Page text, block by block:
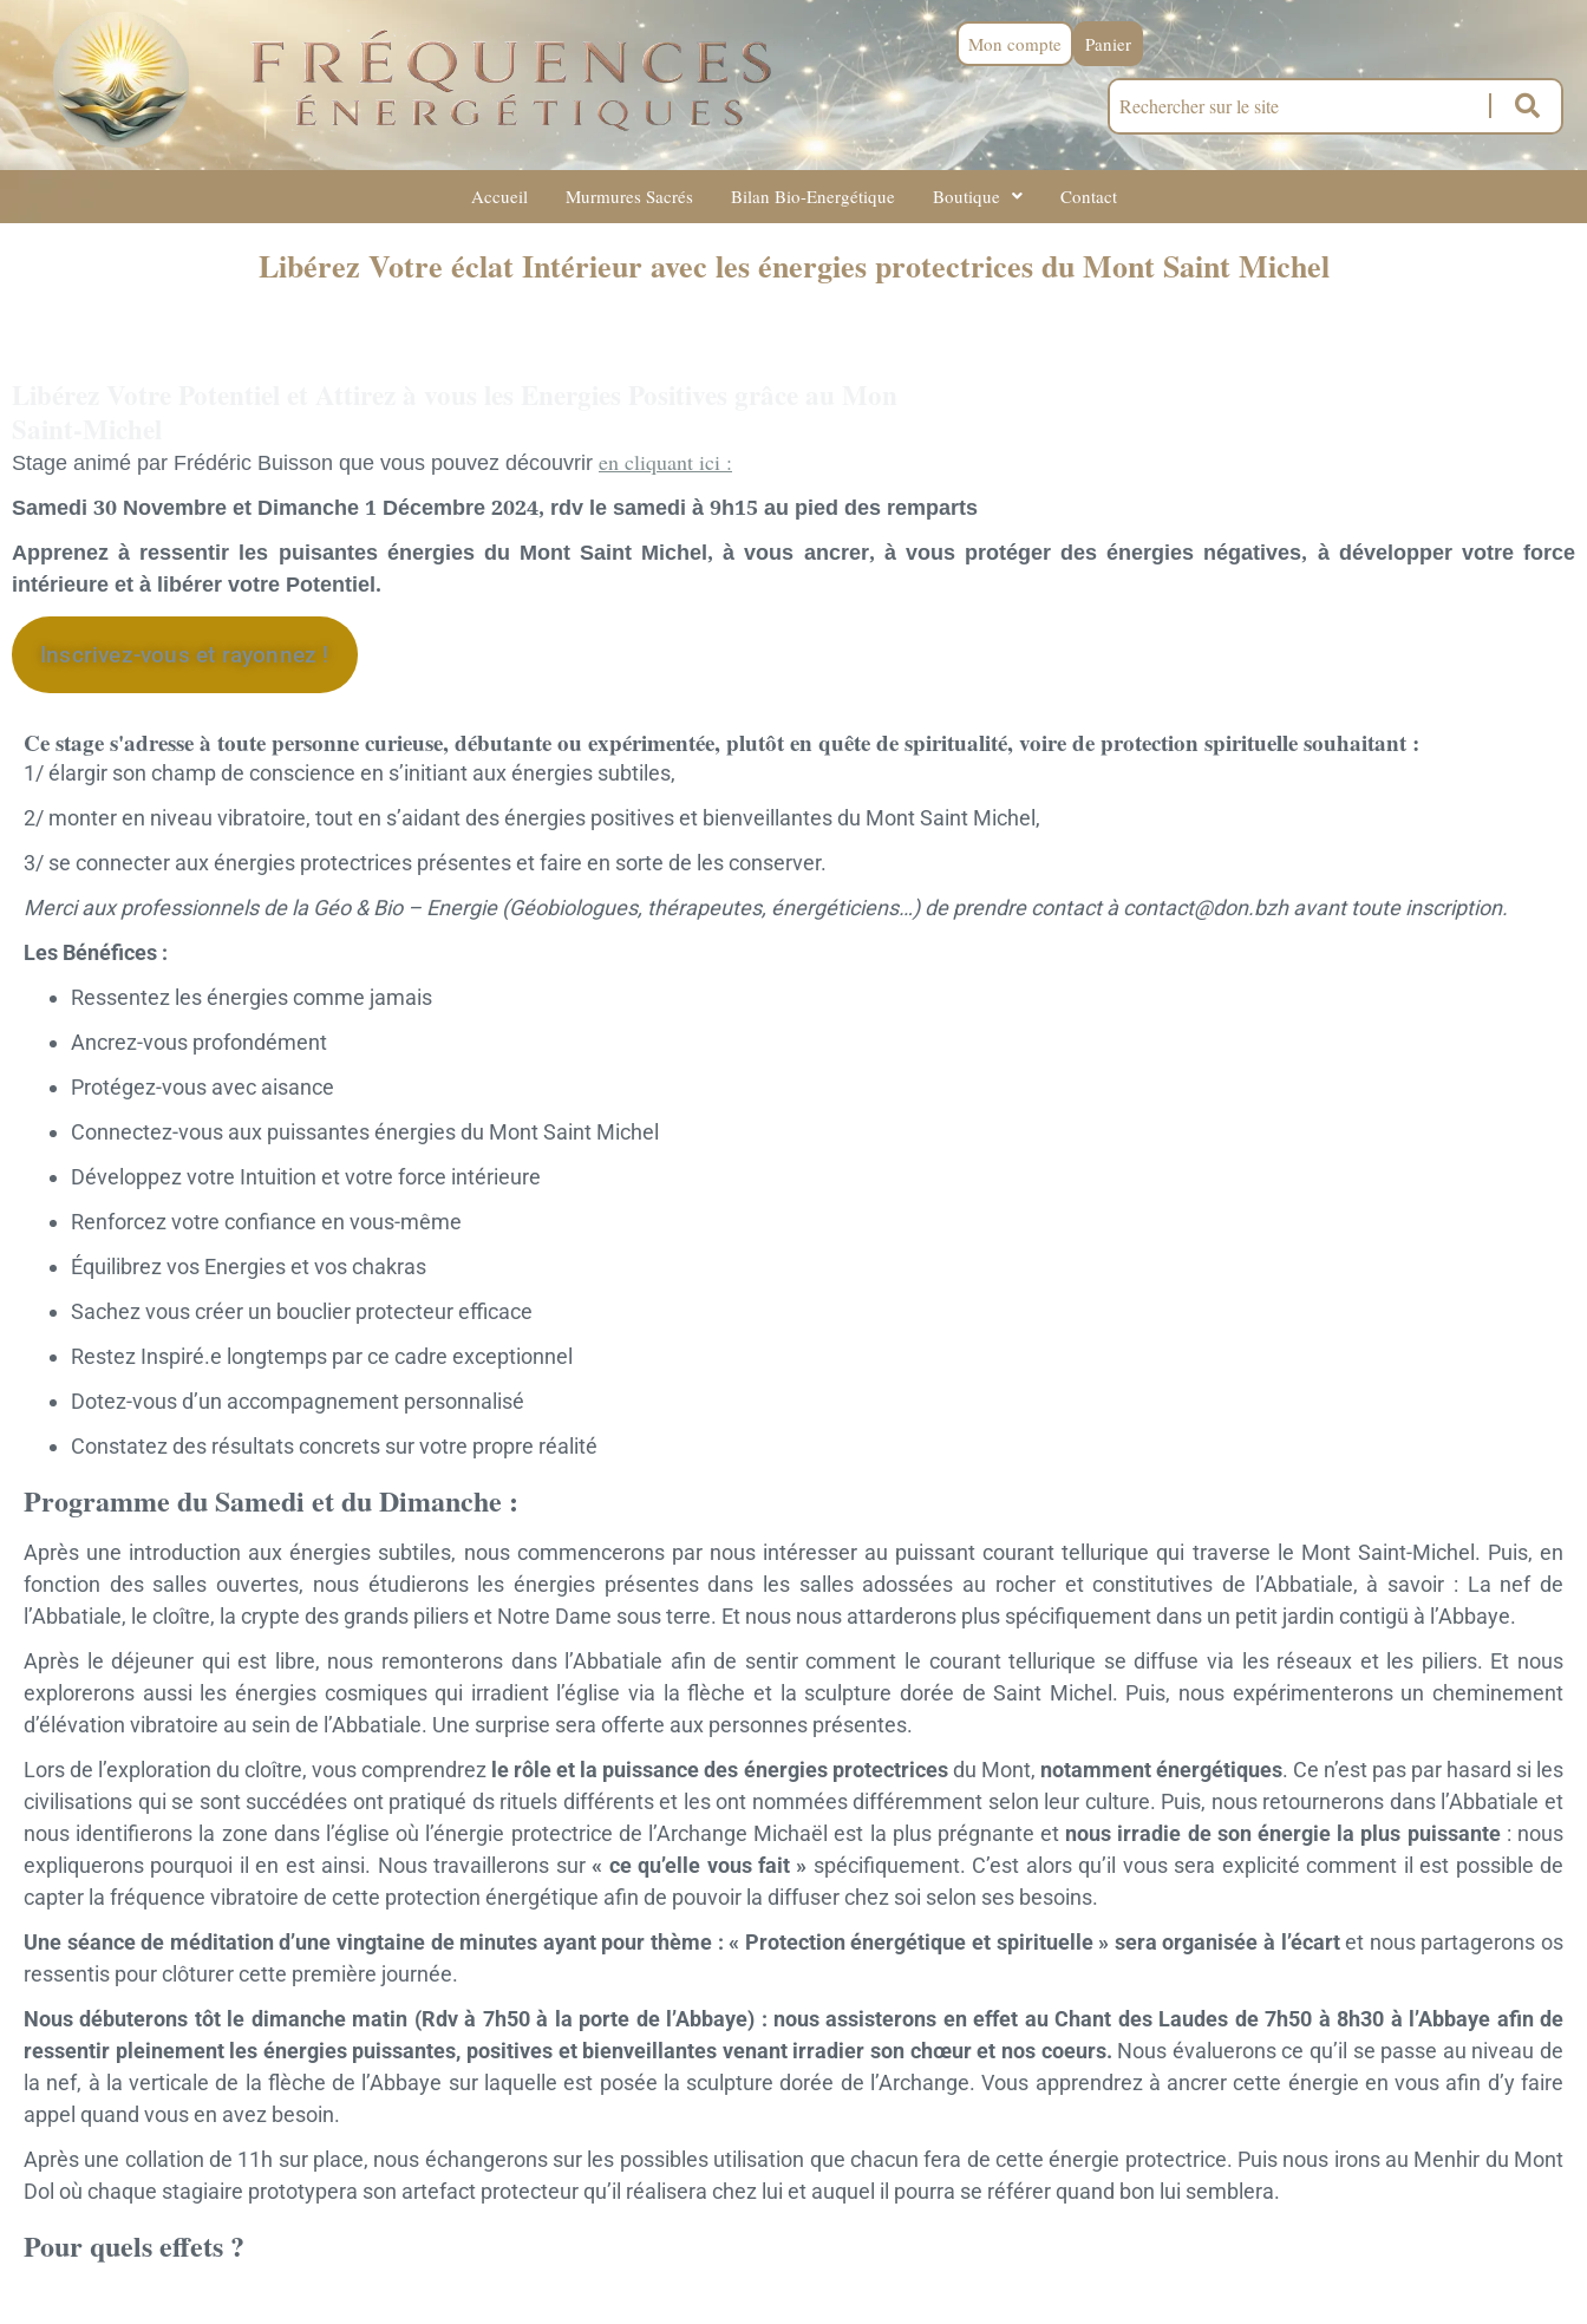
Mon compte Panier
Accueil Murmures Sacrés Bilan Bio-Energétique Boutique Contact
Libérez Votre éclat Intérieur avec les énergies protectrices du Mont Saint Michel
Stage animé par Frédéric Buisson que vous pouvez découvrir en cliquant ici :
Samedi 30 Novembre et Dimanche 1 Décembre 2024, rdv le samedi à 9h15 au pied des remparts
Apprenez à ressentir les puisantes énergies du Mont Saint Michel, à vous ancrer, à vous protéger des énergies négatives, à développer votre force
intérieure et à libérer votre Potentiel.
Inscrivez-vous et rayonnez !
Ce stage s'adresse à toute personne curieuse, débutante ou expérimentée, plutôt en quête de spiritualité, voire de protection spirituelle souhaitant :
1/ élargir son champ de conscience en s’initiant aux énergies subtiles,
2/ monter en niveau vibratoire, tout en s’aidant des énergies positives et bienveillantes du Mont Saint Michel,
3/ se connecter aux énergies protectrices présentes et faire en sorte de les conserver.
Merci aux professionnels de la Géo & Bio – Energie (Géobiologues, thérapeutes, énergéticiens…) de prendre contact à contact@don.bzh avant toute inscription.
Les Bénéfices :
Ressentez les énergies comme jamais
Ancrez-vous profondément
Protégez-vous avec aisance
Connectez-vous aux puissantes énergies du Mont Saint Michel
Développez votre Intuition et votre force intérieure
Renforcez votre confiance en vous-même
Équilibrez vos Energies et vos chakras
Sachez vous créer un bouclier protecteur efficace
Restez Inspiré.e longtemps par ce cadre exceptionnel
Dotez-vous d’un accompagnement personnalisé
Constatez des résultats concrets sur votre propre réalité
Programme du Samedi et du Dimanche :
Après une introduction aux énergies subtiles, nous commencerons par nous intéresser au puissant courant tellurique qui traverse le Mont Saint-Michel. Puis, en
fonction des salles ouvertes, nous étudierons les énergies présentes dans les salles adossées au rocher et constitutives de l’Abbatiale, à savoir : La nef de
l’Abbatiale, le cloître, la crypte des grands piliers et Notre Dame sous terre. Et nous nous attarderons plus spécifiquement dans un petit jardin contigü à l’Abbaye.
Après le déjeuner qui est libre, nous remonterons dans l’Abbatiale afin de sentir comment le courant tellurique se diffuse via les réseaux et les piliers. Et nous
explorerons aussi les énergies cosmiques qui irradient l’église via la flèche et la sculpture dorée de Saint Michel. Puis, nous expérimenterons un cheminement
d’élévation vibratoire au sein de l’Abbatiale. Une surprise sera offerte aux personnes présentes.
Lors de l’exploration du cloître, vous comprendrez le rôle et la puissance des énergies protectricesdu Mont, notamment énergétiques. Ce n’est pas par hasard si les
civilisations qui se sont succédées ont pratiqué ds rituels différents et les ont nommées différemment selon leur culture. Puis, nous retournerons dans l’Abbatiale et
nous identifierons la zone dans l’église où l’énergie protectrice de l’Archange Michaël est la plus prégnante et nous irradie de son énergie la plus puissante: nous
expliquerons pourquoi il en est ainsi. Nous travaillerons sur« ce qu’elle vous fait » spécifiquement. C’est alors qu’il vous sera explicité comment il est possible de
capter la fréquence vibratoire de cette protection énergétique afin de pouvoir la diffuser chez soi selon ses besoins.
Une séance de méditation d’une vingtaine de minutes ayant pour thème : « Protection énergétique et spirituelle » sera organisée à l’écartet nous partagerons os
ressentis pour clôturer cette première journée.
Nous débuterons tôt le dimanche matin (Rdv à 7h50 à la porte de l’Abbaye) : nous assisterons en effet au Chant des Laudes de 7h50 à 8h30 à l’Abbaye afin de
ressentir pleinement les énergies puissantes, positives et bienveillantes venant irradier son chœur et nos coeurs. Nous évaluerons ce qu’il se passe au niveau de
la nef, à la verticale de la flèche de l’Abbaye sur laquelle est posée la sculpture dorée de l’Archange. Vous apprendrez à ancrer cette énergie en vous afin d’y faire
appel quand vous en avez besoin.
Après une collation de 11h sur place, nous échangerons sur les possibles utilisation que chacun fera de cette énergie protectrice. Puis nous irons au Menhir du Mont
Dol où chaque stagiaire prototypera son artefact protecteur qu’il réalisera chez lui et auquel il pourra se référer quand bon lui semblera.
Pour quels effets ?